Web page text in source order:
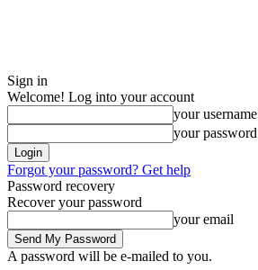
Sign in
Welcome! Log into your account
your username
your password
Forgot your password? Get help
Password recovery
Recover your password
your email
A password will be e-mailed to you.